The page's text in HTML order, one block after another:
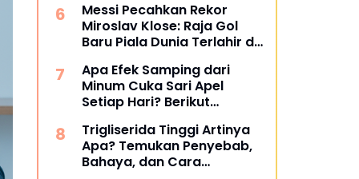
2026
Messi Pecahkan Rekor
Miroslav Klose: Raja Gol
Baru Piala Dunia Terlahir di
Apa Efek Samping dari
Minum Cuka Sari Apel
Setiap Hari? Berikut
Trigliserida Tinggi Artinya
Apa? Temukan Penyebab,
Bahaya, dan Cara